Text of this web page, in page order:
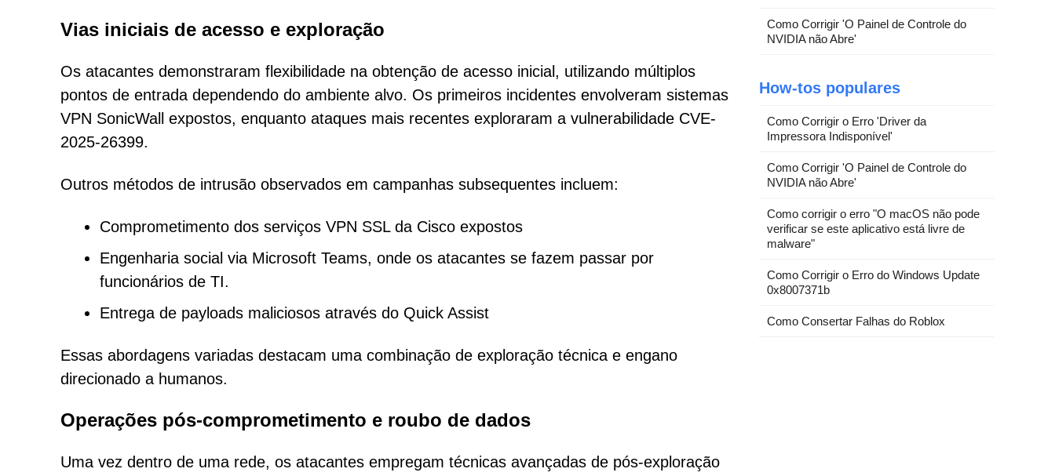
Vias iniciais de acesso e exploração
Os atacantes demonstraram flexibilidade na obtenção de acesso inicial, utilizando múltiplos
pontos de entrada dependendo do ambiente alvo. Os primeiros incidentes envolveram sistemas
VPN SonicWall expostos, enquanto ataques mais recentes exploraram a vulnerabilidade CVE-
2025-26399.
Outros métodos de intrusão observados em campanhas subsequentes incluem:
Comprometimento dos serviços VPN SSL da Cisco expostos
Engenharia social via Microsoft Teams, onde os atacantes se fazem passar por
funcionários de TI.
Entrega de payloads maliciosos através do Quick Assist
Essas abordagens variadas destacam uma combinação de exploração técnica e engano
direcionado a humanos.
Operações pós-comprometimento e roubo de dados
Uma vez dentro de uma rede, os atacantes empregam técnicas avançadas de pós-exploração
Como Corrigir 'O Painel de Controle do
NVIDIA não Abre'
How-tos populares
Como Corrigir o Erro 'Driver da
Impressora Indisponível'
Como Corrigir 'O Painel de Controle do
NVIDIA não Abre'
Como corrigir o erro "O macOS não pode
verificar se este aplicativo está livre de
malware"
Como Corrigir o Erro do Windows Update
0x8007371b
Como Consertar Falhas do Roblox